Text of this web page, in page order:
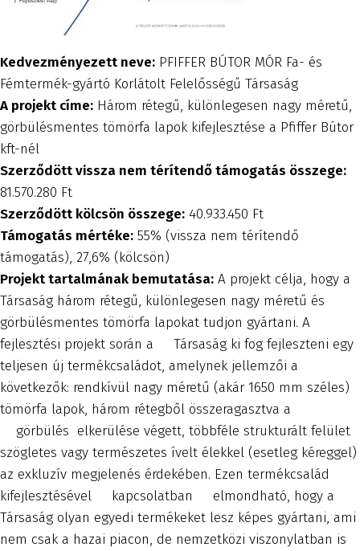
Kedvezményezett neve: PFIFFER BÚTOR MÓR Fa- és
Fémtermék-gyártó Korlátolt Felelősségű Társaság
A projekt címe: Három rétegű, különlegesen nagy méretű,
görbülésmentes tömörfa lapok kifejlesztése a Pfiffer Bútor
kft-nél
Szerződött vissza nem térítendő támogatás összege:
81.570.280 Ft
Szerződött kölcsön összege: 40.933.450 Ft
Támogatás mértéke: 55% (vissza nem térítendő
támogatás), 27,6% (kölcsön)
Projekt tartalmának bemutatása: A projekt célja, hogy a
Társaság három rétegű, különlegesen nagy méretű és
görbülésmentes tömörfa lapokat tudjon gyártani. A
fejlesztési projekt során a Társaság ki fog fejleszteni egy
teljesen új termékcsaládot, amelynek jellemzői a
következők: rendkívül nagy méretű (akár 1650 mm széles)
tömörfa lapok, három rétegből összeragasztva a
görbülés elkerülése végett, többféle strukturált felület
szögletes vagy természetes ívelt élekkel (esetleg kéreggel)
az exkluzív megjelenés érdekében. Ezen termékcsalád
kifejlesztésével kapcsolatban elmondható, hogy a
Társaság olyan egyedi termékeket lesz képes gyártani, ami
nem csak a hazai piacon, de nemzetközi viszonylatban is